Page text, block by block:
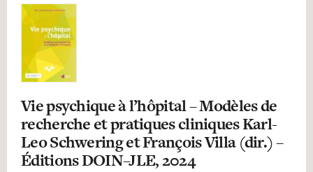
Vie psychique à l’hôpital – Modèles de
recherche et pratiques cliniques Karl-
Leo Schwering et François Villa (dir.) –
Éditions DOIN–JLE, 2024